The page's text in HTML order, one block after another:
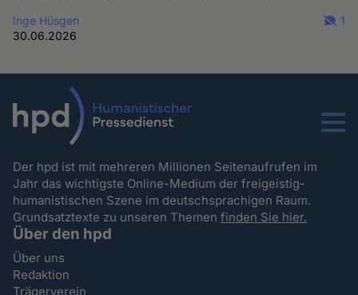
Inge Hüsgen
30.06.2026
1
Menu
Der hpd ist mit mehreren Millionen Seitenaufrufen im
Jahr das wichtigste Online-Medium der freigeistig-
humanistischen Szene im deutschsprachigen Raum.
Grundsatztexte zu unseren Themenfinden Sie hier.
Über den hpd
Über uns
Redaktion
Trägerverein